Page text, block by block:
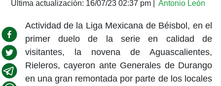
Última actualización: 16/07/23 02:37 pm Antonio León
Actividad de la Liga Mexicana de Béisbol, en el
primer duelo de la serie en calidad de
visitantes, la novena de Aguascalientes,
Rieleros, cayeron ante Generales de Durango
en una gran remontada por parte de los locales